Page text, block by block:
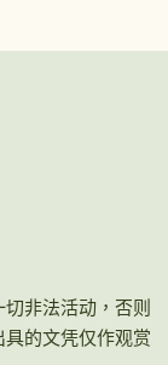
非法活动，否则
的文凭仅作观赏